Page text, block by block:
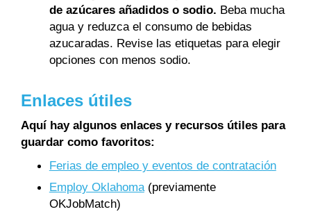
de azúcares añadidos o sodio. Beba mucha
agua y reduzca el consumo de bebidas
azucaradas. Revise las etiquetas para elegir
opciones con menos sodio.
Enlaces útiles
Aquí hay algunos enlaces y recursos útiles para
guardar como favoritos:
Ferias de empleo y eventos de contratación
Employ Oklahoma(previamente
OKJobMatch)